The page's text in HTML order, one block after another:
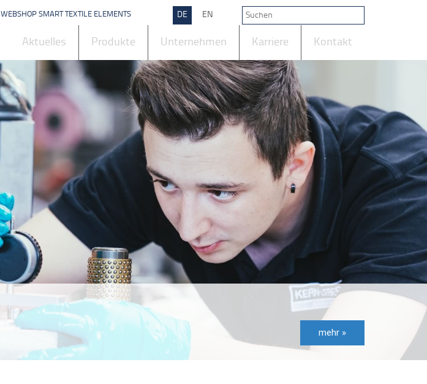
DE EN
WEBSHOP SMART TEXTILE ELEMENTS
Aktuelles Produkte Unternehmen Karriere Kontakt
WILLKOMMEN IN DER
WEIL QUALITÄT NIE AUS DER MODE KOMMT